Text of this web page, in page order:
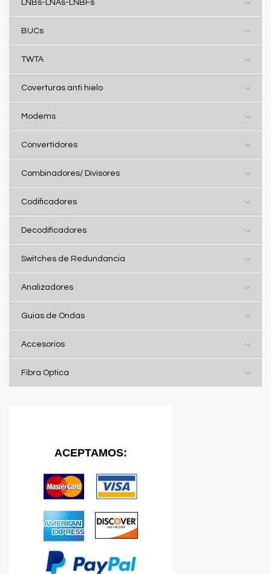
LNBs-LNAs-LNBFs
BUCs
TWTA
Coverturas anti hielo
Modems
Convertidores
Combinadores/ Divisores
Codificadores
Decodificadores
Switches de Redundancia
Analizadores
Guias de Ondas
Accesorios
Fibra Optica
ACEPTAMOS: